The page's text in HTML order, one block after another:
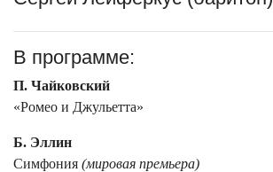
В программе:
П. Чайковский
«Ромео и Джульетта»
Б. Эллин
Симфония (мировая премьера)